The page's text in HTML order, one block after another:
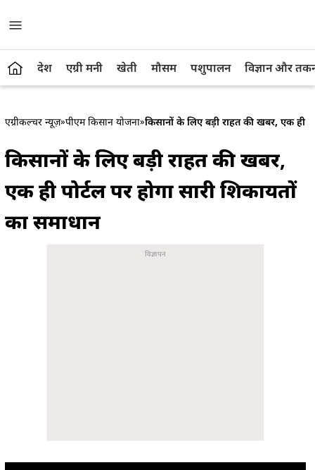
देश एग्री मनी खेती मौसम पशुपालन विज्ञान और
एग्रीकल्चर न्यूज़»पीएम किसान योजना»किसानों के लिए बड़ी राहत की खबर, एक ही
किसानों के लिए बड़ी राहत की खबर,
एक ही पोर्टल पर होगा सारी शिकायतों
का समाधान